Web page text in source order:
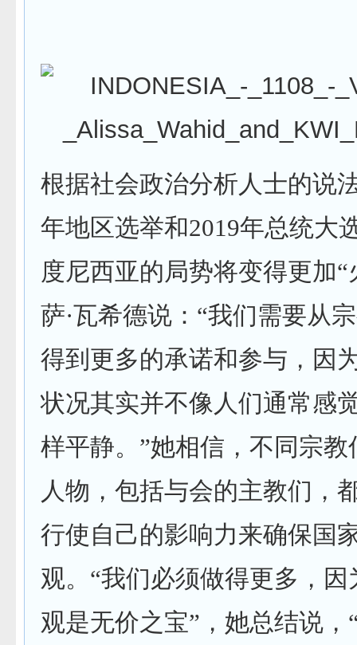
根据社会政治分析人士的说
年地区选举和2019年总统大
度尼西亚的局势将变得更加“
萨·瓦希德说：“我们需要从
得到更多的承诺和参与，因
状况其实并不像人们通常感
样平静。”她相信，不同宗教
人物，包括与会的主教们，
行使自己的影响力来确保国
观。“我们必须做得更多，因
观是无价之宝”，她总结说，